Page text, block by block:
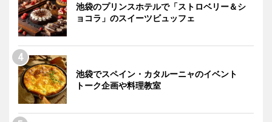
池袋のプリンスホテルで「ストロベリー＆シ
ョコラ」のスイーツビュッフェ
池袋でスペイン・カタルーニャのイベント
トーク企画や料理教室